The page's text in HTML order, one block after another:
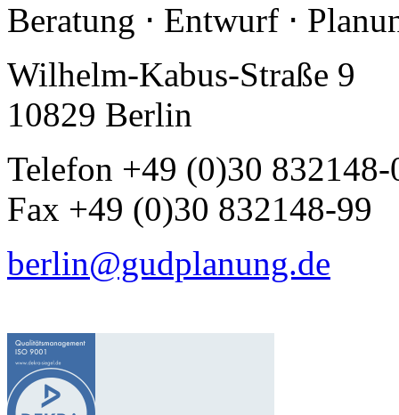
Beratung ⋅ Entwurf ⋅
Wilhelm-Kabus-Straße 9
10829 Berlin
Telefon +49 (0)30 832148-
Fax +49 (0)30 832148-99
berlin@gudplanung.de